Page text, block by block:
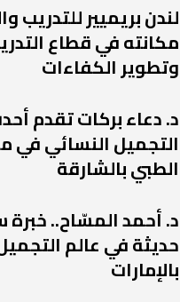
لندن بريميير للتدريب
مكانته في قطاع
وتطوير الكفاءات
د. دعاء بركات تقدم
التجميل النسائي في
الطبي بالشارقة
د. أحمد المسّاح.. خبرة
حديثة في عالم
بالإمارات